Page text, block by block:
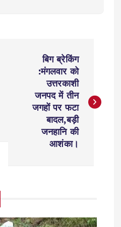
बिग ब्रेकिंग
:मंगलवार को
उत्तरकाशी
जनपद में तीन
जगहों पर फटा
बादल,बड़ी
जनहानि की
आशंका।